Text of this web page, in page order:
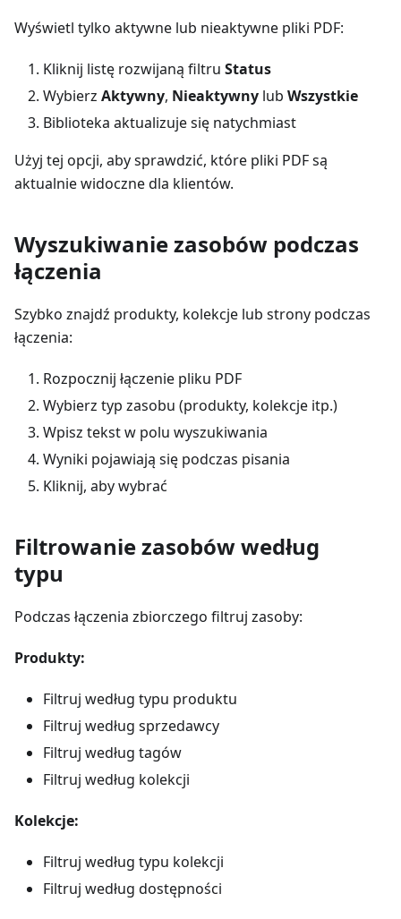
Wyświetl tylko aktywne lub nieaktywne pliki PDF:
Kliknij listę rozwijaną filtru Status
Wybierz Aktywny, Nieaktywny lub Wszystkie
Biblioteka aktualizuje się natychmiast
Użyj tej opcji, aby sprawdzić, które pliki PDF są
aktualnie widoczne dla klientów.
Wyszukiwanie zasobów podczas
łączenia
Szybko znajdź produkty, kolekcje lub strony podczas
łączenia:
Rozpocznij łączenie pliku PDF
Wybierz typ zasobu (produkty, kolekcje itp.)
Wpisz tekst w polu wyszukiwania
Wyniki pojawiają się podczas pisania
Kliknij, aby wybrać
Filtrowanie zasobów według
typu
Podczas łączenia zbiorczego filtruj zasoby:
Produkty:
Filtruj według typu produktu
Filtruj według sprzedawcy
Filtruj według tagów
Filtruj według kolekcji
Kolekcje:
Filtruj według typu kolekcji
Filtruj według dostępności